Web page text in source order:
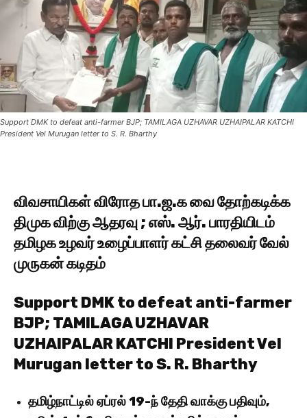
Support DMK to defeat anti-farmer BJP; TAMILAGA UZHAVAR UZHAIPALAR KATCHI
President Vel Murugan letter to S. R. Bharthy
விவசாயிகள் விரோத பா.ஜ.க வை தோற்கடிக்க
திமுக விற்கு ஆதரவு ; எஸ். ஆர். பாரதியிடம்
தமிழக உழவர் உழைப்பாளர் கட்சி தலைவர் வேல்
முருகன் கடிதம்
Support DMK to defeat anti-farmer
BJP; TAMILAGA UZHAVAR
UZHAIPALAR KATCHI President Vel
Murugan letter to S. R. Bharthy
தமிழ்நாட்டில் ஏப்ரல் 19-ந் தேதி வாக்கு பதிவும்,